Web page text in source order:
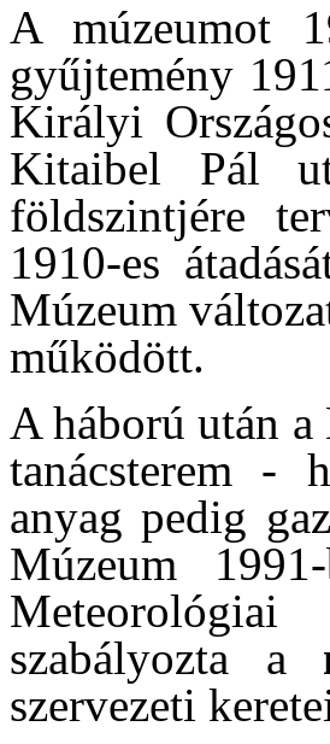
A múzeumot
gyűjtemény
Királyi
Kitaibel Pál
földszintjére
1910-es
Múzeum
működött.
A háború után
tanácsterem -
anyag pedig
Múzeum
szabályozta a
szervezeti